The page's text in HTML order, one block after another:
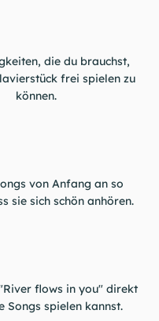
die du brauchst,
frei spielen zu
können.
von Anfang an so
sie sich schön anhören.
flows in you" direkt
Songs spielen kannst.